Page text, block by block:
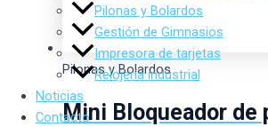
Pilonas y Bolardos
Gestión de Gimnasios
Impresora de tarjetas
Relojería industrial
Noticias
Contacto
Pilonas y Bolardos
Mini Bloqueador de